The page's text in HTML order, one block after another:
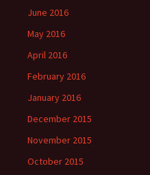
June 2016
May 2016
April 2016
February 2016
January 2016
December 2015
November 2015
October 2015